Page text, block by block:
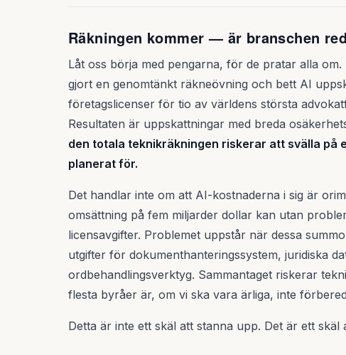
Räkningen kommer — är branschen
Låt oss börja med pengarna, för de pratar alla
gjort en genomtänkt räkneövning och bett AI
företagslicenser för tio av världens största
Resultaten är uppskattningar med breda
den totala teknikräkningen riskerar att svälla på
planerat för.
Det handlar inte om att AI-kostnaderna i sig är
omsättning på fem miljarder dollar kan utan
licensavgifter. Problemet uppstår när dessa
utgifter för dokumenthanteringssystem, juridiska
ordbehandlingsverktyg. Sammantaget riskerar
flesta byråer är, om vi ska vara ärliga, inte
Detta är inte ett skäl att stanna upp. Det är ett skäl